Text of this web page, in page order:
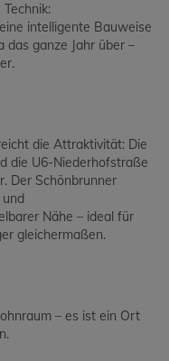
intelligente Bauweise
das ganze Jahr über –
die Attraktivität: Die
die U6-Niederhofstraße
Der Schönbrunner
Nähe – ideal für
gleichermaßen.
– es ist ein Ort